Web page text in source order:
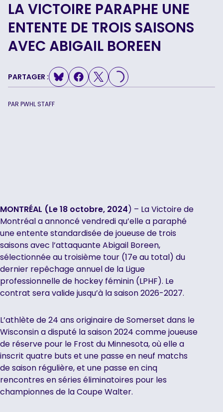
LA VICTOIRE PARAPHE UNE
ENTENTE DE TROIS SAISONS
AVEC ABIGAIL BOREEN
PARTAGER : LOADING...
PAR PWHL STAFF
MONTRÉAL (Le 18 octobre, 2024) – La Victoire de
Montréal a annoncé vendredi qu’elle a paraphé
une entente standardisée de joueuse de trois
saisons avec l’attaquante Abigail Boreen,
sélectionnée au troisième tour (17e au total) du
dernier repêchage annuel de la Ligue
professionnelle de hockey féminin (LPHF). Le
contrat sera valide jusqu’à la saison 2026-2027.
L’athlète de 24 ans originaire de Somerset dans le
Wisconsin a disputé la saison 2024 comme joueuse
de réserve pour le Frost du Minnesota, où elle a
inscrit quatre buts et une passe en neuf matchs
de saison régulière, et une passe en cinq
rencontres en séries éliminatoires pour les
championnes de la Coupe Walter.